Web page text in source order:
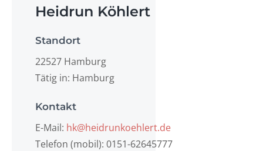
Heidrun Köhlert
Standort
22527 Hamburg
Tätig in: Hamburg
Kontakt
E-Mail: hk@heidrunkoehlert.de
Telefon (mobil): 0151-62645777